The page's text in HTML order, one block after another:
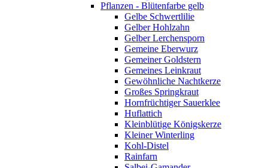
Pflanzen - Blütenfarbe gelb
Gelbe Schwertlilie
Gelber Hohlzahn
Gelber Lerchensporn
Gemeine Eberwurz
Gemeiner Goldstern
Gemeines Leinkraut
Gewöhnliche Nachtkerze
Großes Springkraut
Hornfrüchtiger Sauerklee
Huflattich
Kleinblütige Königskerze
Kleiner Winterling
Kohl-Distel
Rainfarn